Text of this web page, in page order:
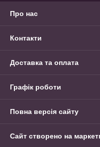
Про нас
Контакти
Доставка та оплата
Графік роботи
Повна версія сайту
Сайт створено на